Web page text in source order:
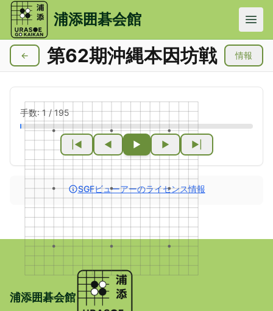
メインコンテンツにスキップ
浦添囲碁会館
← 第62期沖縄本因坊戦 情報
手数:1/195
|◀ ◀ ▶ ▶ ▶|
SGFビューアーのライセンス情報
浦添囲碁会館